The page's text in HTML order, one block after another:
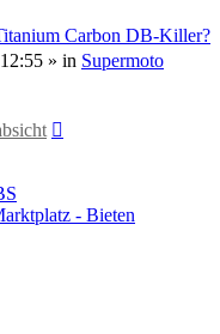
Carbon DB-Killer?
» in Supermoto
- Bieten